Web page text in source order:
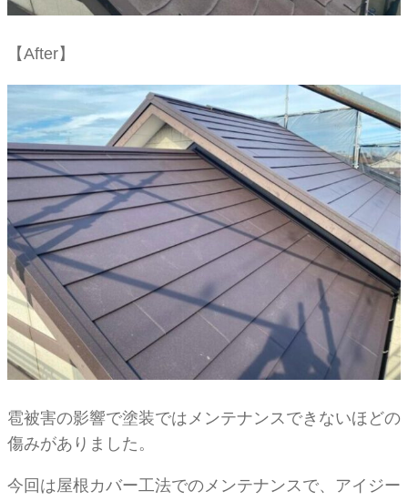
【After】
雹被害の影響で塗装ではメンテナンスできないほどの
傷みがありました。
今回は屋根カバー工法でのメンテナンスで、アイジー